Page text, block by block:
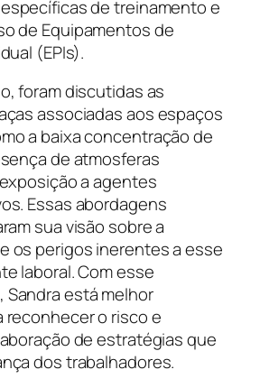
de treinamento e
de Equipamentos de
(EPIs).
foram discutidas as
associadas aos espaços
a baixa concentração de
de atmosferas
a agentes
Essas abordagens
sua visão sobre a
os perigos inerentes a esse
laboral. Com esse
está melhor
reconhecer o risco e
de estratégias que
dos trabalhadores.